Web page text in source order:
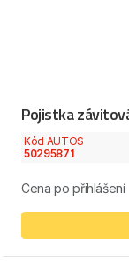
Pojistka
Kód AUTOS
50295871
Cena po přihlášení